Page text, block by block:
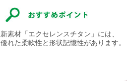
新素材「エクセレンスチタン」には、
優れた柔軟性と形状記憶性があります。